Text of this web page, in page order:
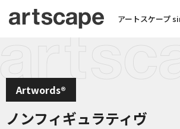
アートスケープ
Artwords®
ノンフィギュラティヴ